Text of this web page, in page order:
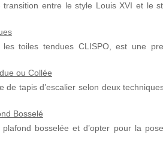
entre le style Louis XVI et le
toiles tendues CLISPO, est une
ou Collée
tapis d’escalier selon deux
Bosselé
bosselée et d’opter pour la